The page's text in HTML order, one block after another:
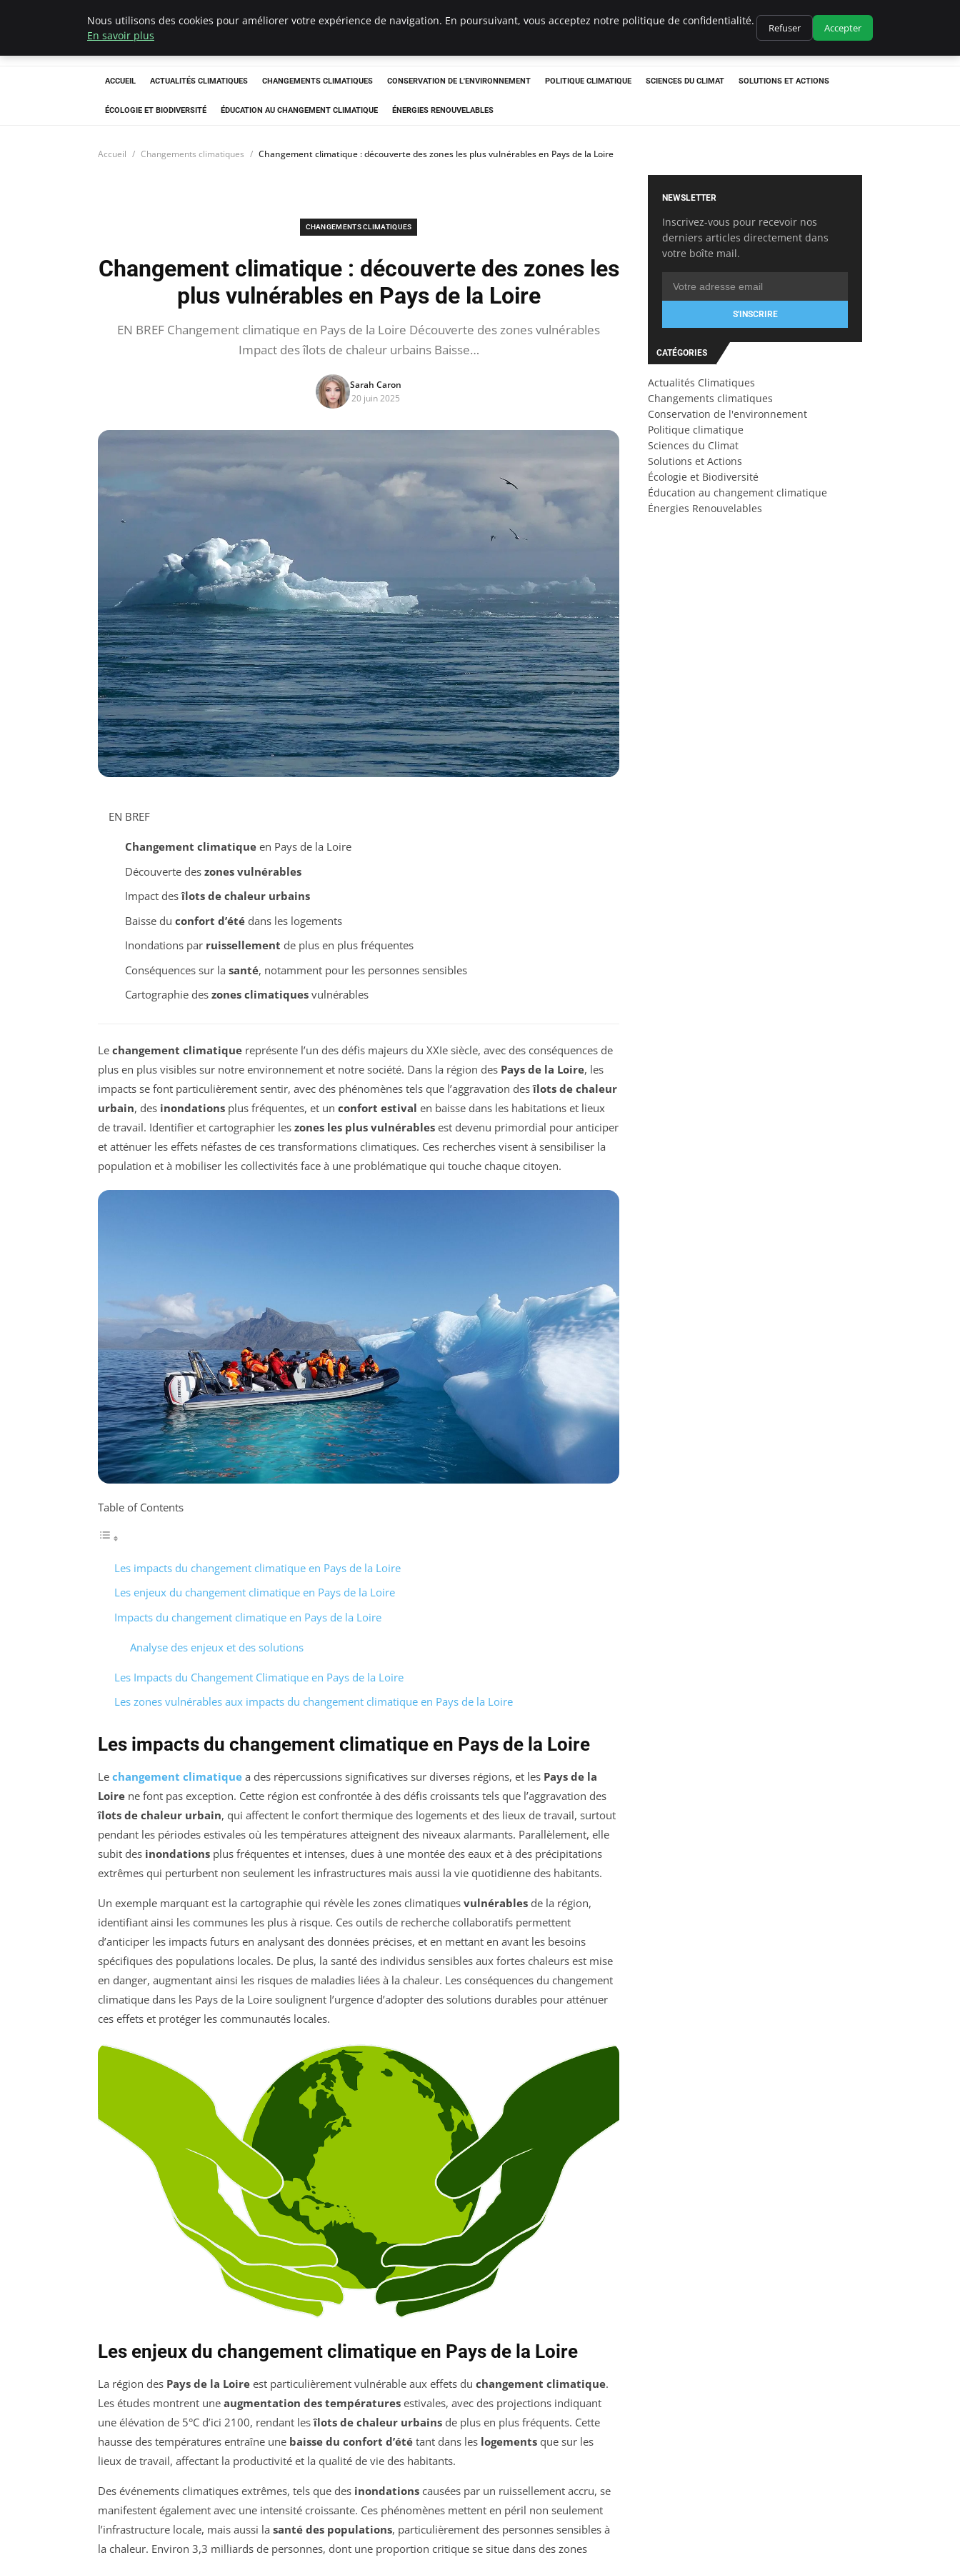
Climatedebtagents
ACCUEIL ACTUALITÉS CLIMATIQUES CHANGEMENTS CLIMATIQUES CONSERVATION DE L'ENVIRONNEMENT POLITIQUE CLIMATIQUE SCIENCES DU CLIMAT SOLUTIONS ET ACTIONS
ÉCOLOGIE ET BIODIVERSITÉ ÉDUCATION AU CHANGEMENT CLIMATIQUE ÉNERGIES RENOUVELABLES
Accueil Changements climatiques Changement climatique : découverte des zones les plus vulnérables en Pays de la Loire
CHANGEMENTS CLIMATIQUES
Changement climatique : découverte des zones les
plus vulnérables en Pays de la Loire
EN BREF Changement climatique en Pays de la Loire Découverte des zones vulnérables
Impact des îlots de chaleur urbains Baisse…
Sarah Caron
20 juin 2025
EN BREF
Changement climatiqueen Pays de la Loire
Découverte des zones vulnérables
Impact desîlots de chaleur urbains
Baisse du confort d’étédans les logements
Inondations par ruissellement de plus en plus fréquentes
Conséquences sur la santé, notamment pour les personnes sensibles
Cartographie des zones climatiquesvulnérables
Le changement climatique représente l’un des défis majeurs du XXIe siècle, avec des conséquences de
plus en plus visibles sur notre environnement et notre société. Dans la région des Pays de la Loire, les
impacts se font particulièrement sentir, avec des phénomènes tels que l’aggravation desîlots de chaleur
urbain, des inondations plus fréquentes, et un confort estival en baisse dans les habitations et lieux
de travail. Identifier et cartographier les zones les plus vulnérables est devenu primordial pour anticiper
et atténuer les effets néfastes de ces transformations climatiques. Ces recherches visent à sensibiliser la
population et à mobiliser les collectivités face à une problématique qui touche chaque citoyen.
Table of Contents
Les impacts du changement climatique en Pays de la Loire
Les enjeux du changement climatique en Pays de la Loire
Impacts du changement climatique en Pays de la Loire
Analyse des enjeux et des solutions
Les Impacts du Changement Climatique en Pays de la Loire
Les zones vulnérables aux impacts du changement climatique en Pays de la Loire
Les impacts du changement climatique en Pays de la Loire
Le changement climatique a des répercussions significatives sur diverses régions, et les Pays de la
Loire ne font pas exception. Cette région est confrontée à des défis croissants tels que l’aggravation des
îlots de chaleur urbain, qui affectent le confort thermique des logements et des lieux de travail, surtout
pendant les périodes estivales où les températures atteignent des niveaux alarmants. Parallèlement, elle
subit des inondations plus fréquentes et intenses, dues à une montée des eaux et à des précipitations
extrêmes qui perturbent non seulement les infrastructures mais aussi la vie quotidienne des habitants.
Un exemple marquant est la cartographie qui révèle les zones climatiques vulnérables de la région,
identifiant ainsi les communes les plus à risque. Ces outils de recherche collaboratifs permettent
d’anticiper les impacts futurs en analysant des données précises, et en mettant en avant les besoins
spécifiques des populations locales. De plus, la santé des individus sensibles aux fortes chaleurs est mise
en danger, augmentant ainsi les risques de maladies liées à la chaleur. Les conséquences du changement
climatique dans les Pays de la Loire soulignent l’urgence d’adopter des solutions durables pour atténuer
ces effets et protéger les communautés locales.
Les enjeux du changement climatique en Pays de la Loire
La région des Pays de la Loire est particulièrement vulnérable aux effets du changement climatique.
Les études montrent une augmentation des températures estivales, avec des projections indiquant
une élévation de 5°C d’ici 2100, rendant lesîlots de chaleur urbains de plus en plus fréquents. Cette
hausse des températures entraîne une baisse du confort d’été tant dans les logements que sur les
lieux de travail, affectant la productivité et la qualité de vie des habitants.
Des événements climatiques extrêmes, tels que des inondations causées par un ruissellement accru, se
manifestent également avec une intensité croissante. Ces phénomènes mettent en péril non seulement
l’infrastructure locale, mais aussi la santé des populations, particulièrement des personnes sensibles à
la chaleur. Environ 3,3 milliards de personnes, dont une proportion critique se situe dans des zones
NEWSLETTER
Inscrivez-vous pour recevoir nos
derniers articles directement dans
votre boîte mail.
S'INSCRIRE
CATÉGORIES
Actualités Climatiques
Changements climatiques
Conservation de l'environnement
Politique climatique
Sciences du Climat
Solutions et Actions
Écologie et Biodiversité
Éducation au changement climatique
Énergies Renouvelables
Nous utilisons des cookies pour améliorer votre expérience de navigation. En poursuivant, vous acceptez notre politique de confidentialité.
En savoir plus
Refuser Accepter